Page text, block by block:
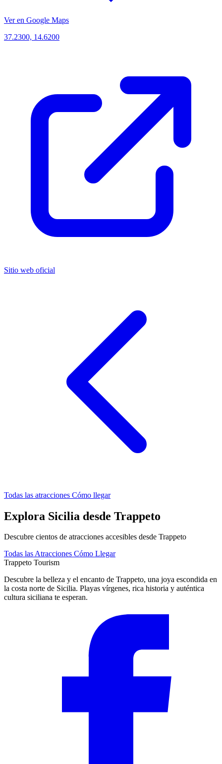
Ver en Google Maps
37.2300, 14.6200
Sitio web oficial
Todas las atracciones Cómo llegar
Explora Sicilia desde Trappeto
Descubre cientos de atracciones accesibles desde Trappeto
Todas las Atracciones Cómo Llegar
Trappeto Tourism
Descubre la belleza y el encanto de Trappeto, una joya escondida en
la costa norte de Sicilia. Playas vírgenes, rica historia y auténtica
cultura siciliana te esperan.